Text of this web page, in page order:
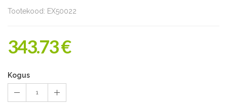
Tootekood: EX50022
343.73 €
Kogus
1